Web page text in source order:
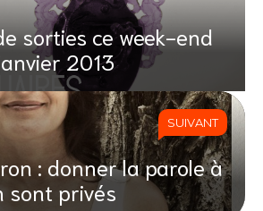
sorties ce week-end
2013
SUIVANT
: donner la parole à
sont privés